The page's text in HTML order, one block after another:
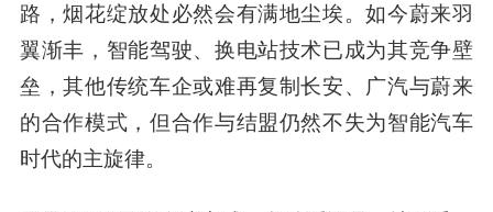
路，烟花绽放处必然会有满地尘埃。如今蔚来羽
翼渐丰，智能驾驶、换电站技术已成为其竞争壁
垒，其他传统车企或难再复制长安、广汽与蔚来
的合作模式，但合作与结盟仍然不失为智能汽车
时代的主旋律。